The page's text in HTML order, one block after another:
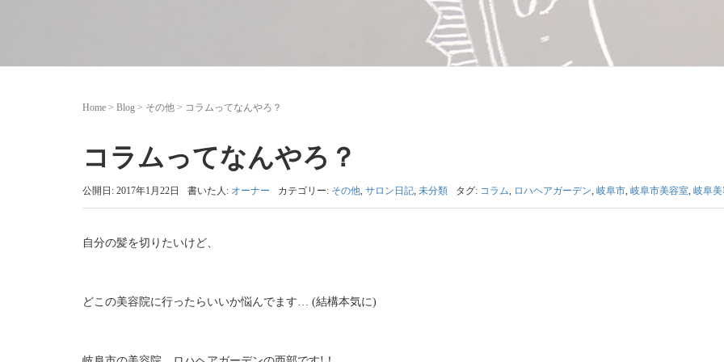
Home > Blog > その他 > コラムってなんやろ？
コラムってなんやろ？
公開日: 2017年1月22日 書いた人: オーナー カテゴリー: その他, サロン日記, 未分類 タグ: コラム, ロハヘアガーデン, 岐阜市, 岐阜市美容室, 岐阜
自分の髪を切りたいけど、
どこの美容院に行ったらいいか悩んでます… (結構本気に)